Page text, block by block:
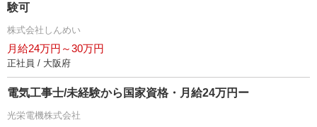
験可
株式会社しんめい
月給24万円～30万円
正社員 / 大阪府
電気工事士/未経験から国家資格・月給24万円ー
光栄電機株式会社